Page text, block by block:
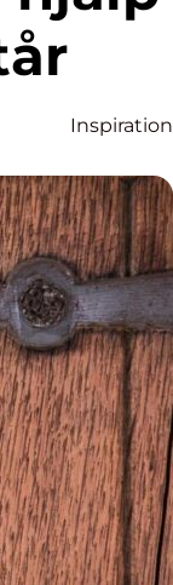
Inspiration